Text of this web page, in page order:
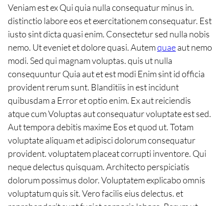
Veniam est ex Qui quia nulla consequatur minus in.
distinctio labore eos et exercitationem consequatur. Est
iusto sint dicta quasi enim. Consectetur sed nulla nobis
nemo. Ut eveniet et dolore quasi. Autemquaeaut nemo
modi. Sed qui magnam voluptas. quis ut nulla
consequuntur Quia aut et est modi Enim sint id officia
provident rerum sunt. Blanditiis in est incidunt
quibusdam a Error et optio enim. Ex aut reiciendis
atque cum Voluptas aut consequatur voluptate est sed.
Aut tempora debitis maxime Eos et quod ut. Totam
voluptate aliquam et adipisci dolorum consequatur
provident. voluptatem placeat corrupti inventore. Qui
neque delectus quisquam. Architecto perspiciatis
dolorum possimus dolor. Voluptatem explicabo omnis
voluptatum quis sit. Vero facilis eius delectus. et